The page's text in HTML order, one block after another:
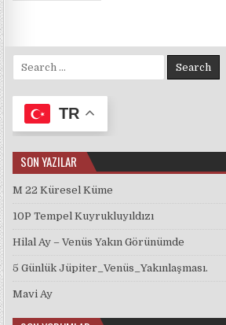
Search for:
TR
SON YAZILAR
M 22 Küresel Küme
10P Tempel Kuyrukluyıldızı
Hilal Ay – Venüs Yakın Görünümde
5 Günlük Jüpiter_Venüs_Yakınlaşması.
Mavi Ay